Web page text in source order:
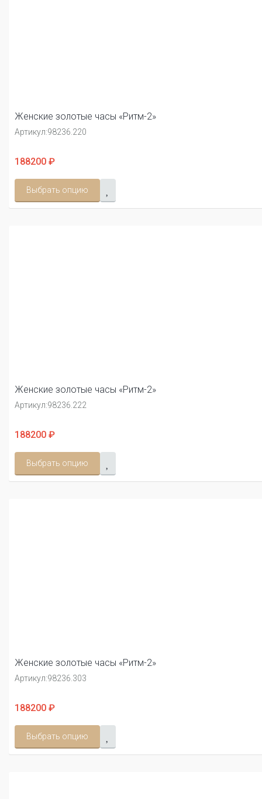
Женские золотые часы «Ритм-2»
Артикул:98236.220
188200 ₽
Выбрать опцию
Женские золотые часы «Ритм-2»
Артикул:98236.222
188200 ₽
Выбрать опцию
Женские золотые часы «Ритм-2»
Артикул:98236.303
188200 ₽
Выбрать опцию